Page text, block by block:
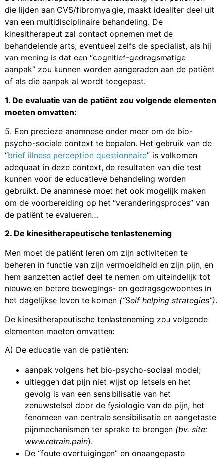
die lijden aan CVS/fibromyalgie, maakt idealiter deel uit
van een multidisciplinaire behandeling. De
kinesitherapeut zal contact opnemen met de
behandelende arts, eventueel zelfs de specialist, als hij
van mening is dat een “cognitief-gedragsmatige
aanpak” zou kunnen worden aangeraden aan de patiënt
of als die aanpak al wordt toegepast.
1. De evaluatie van de patiënt zou volgende elementen
moeten omvatten:
5. Een precieze anamnese onder meer om de bio-
psycho-sociale context te bepalen. Het gebruik van de
“brief illness perception questionnaire” is volkomen
adequaat in deze context, de resultaten van die test
kunnen voor de educatieve behandeling worden
gebruikt. De anamnese moet het ook mogelijk maken
om de voorbereiding op het “veranderingsproces” van
de patiënt te evalueren…
2. De kinesitherapeutische tenlasteneming
Men moet de patiënt leren om zijn activiteiten te
beheren in functie van zijn vermoeidheid en zijn pijn, en
hem aanzetten actief deel te nemen om uiteindelijk tot
nieuwe en betere bewegings- en gedragsgewoontes in
het dagelijkse leven te komen (“Self helping strategies”).
De kinesitherapeutische tenlasteneming zou volgende
elementen moeten omvatten:
A) De educatie van de patiënten:
aanpak volgens het bio-psycho-sociaal model;
uitleggen dat pijn niet wijst op letsels en het
gevolg is van een sensibilisatie van het
zenuwstelsel door de fysiologie van de pijn, het
fenomeen van centrale sensibilisatie en aangetaste
pijnmechanismen ter sprake te brengen (bv. site:
www.retrain.pain).
De “foute overtuigingen” en onaangepaste